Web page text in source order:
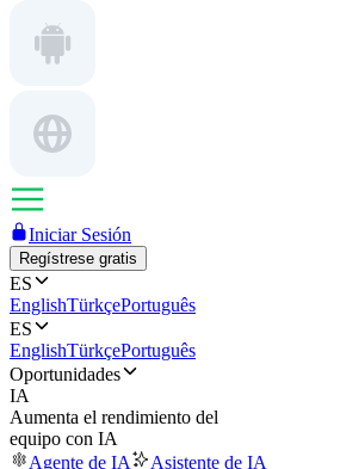
Iniciar Sesión
Regístrese gratis
ES
EnglishTürkçePortuguês
ES
EnglishTürkçePortuguês
Oportunidades
IA
Aumenta el rendimiento del
equipo con IA
Agente de IA
Asistente de IA